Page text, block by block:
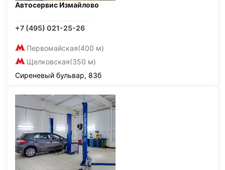
Автосервис Измайлово
+7 (495) 021-25-26
Первомайская(400 м)
Щелковская(350 м)
Сиреневый бульвар, 83б